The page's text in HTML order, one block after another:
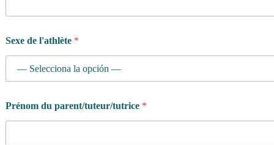
t
a
-
i
Sexe de l'athlète *
Prénom du parent/tuteur/tutrice *